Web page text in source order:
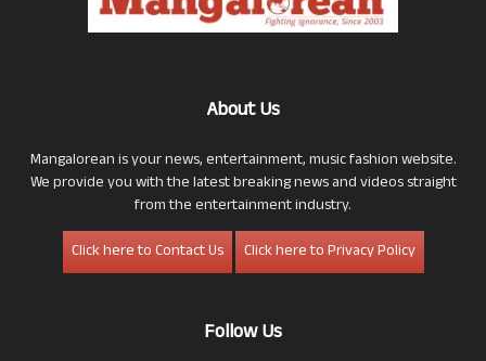
About Us
Mangalorean is your news, entertainment, music fashion website.
We provide you with the latest breaking news and videos straight
from the entertainment industry.
Click here to Contact Us
Click here to Privacy Policy
Follow Us